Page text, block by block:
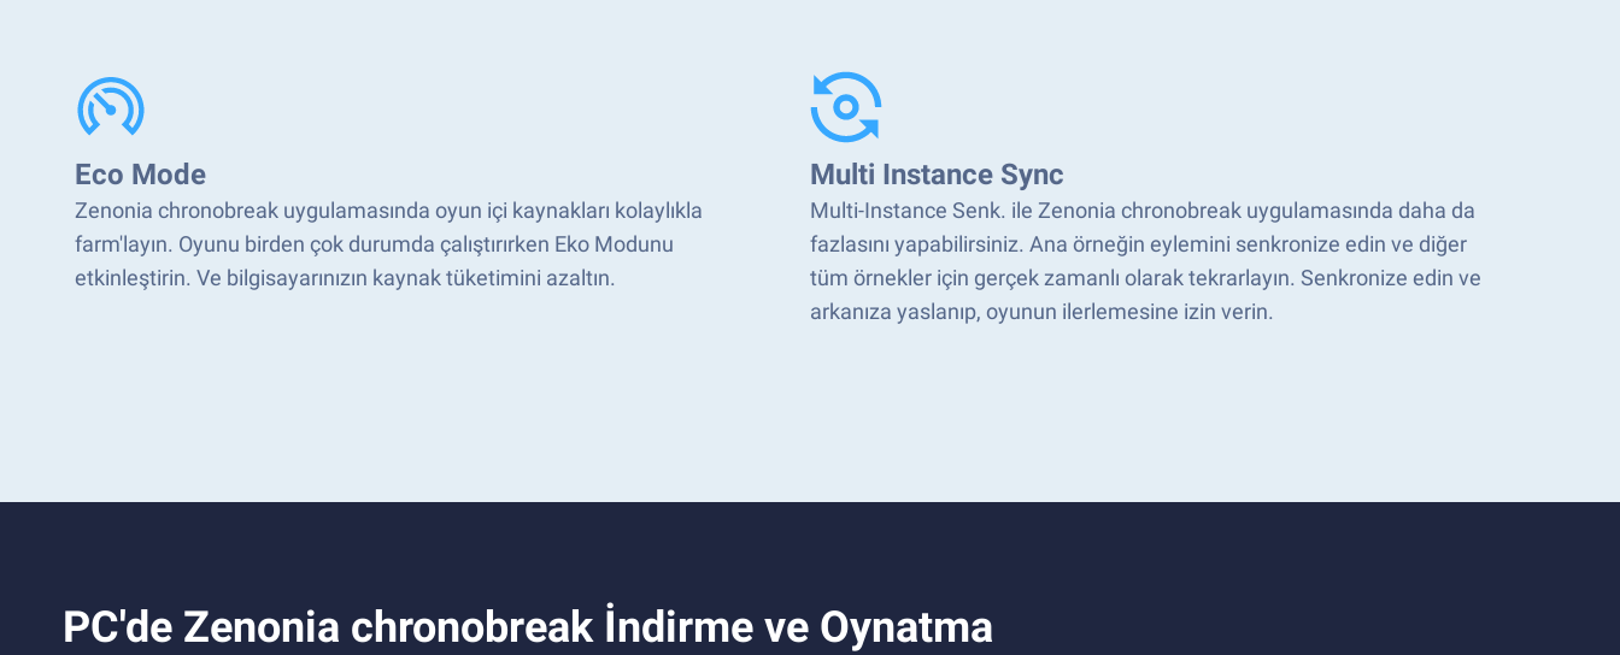
Eco Mode
Zenonia chronobreak uygulamasında oyun içi kaynakları kolaylıkla
farm'layın. Oyunu birden çok durumda çalıştırırken Eko Modunu
etkinleştirin. Ve bilgisayarınızın kaynak tüketimini azaltın.
Multi Instance Sync
Multi-Instance Senk. ile Zenonia chronobreak uygulamasında daha da
fazlasını yapabilirsiniz. Ana örneğin eylemini senkronize edin ve diğer
tüm örnekler için gerçek zamanlı olarak tekrarlayın. Senkronize edin ve
arkanıza yaslanıp, oyunun ilerlemesine izin verin.
PC'de Zenonia chronobreak İndirme ve Oynatma